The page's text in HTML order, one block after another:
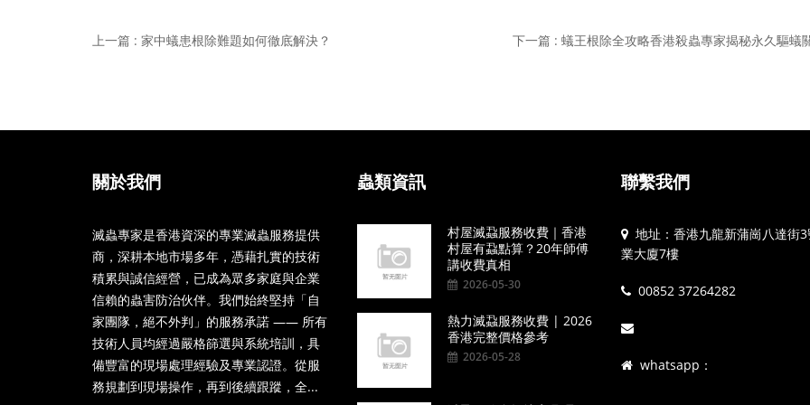
上一篇 : 家中蟻患根除難題如何徹底解決？ 下一篇 : 蟻王根除全攻略香港殺蟲專家揭秘永久驅蟻
關於我們
滅蟲專家是香港資深的專業滅蟲服務提供
商，深耕本地市場多年，憑藉扎實的技術
積累與誠信經營，已成為眾多家庭與企業
信賴的蟲害防治伙伴。我們始終堅持「自
家團隊，絕不外判」的服務承諾 —— 所有
技術人員均經過嚴格篩選與系統培訓，具
備豐富的現場處理經驗及專業認證。從服
務規劃到現場操作，再到後續跟蹤，全...
蟲類資訊
村屋滅蝨服務收費｜香港
村屋有蝨點算？20年師傅
講收費真相
2026-05-30
熱力滅蝨服務收費 | 2026
香港完整價格參考
2026-05-28
聯繫我們
地址：香港九龍新蒲崗八達街
業大廈7樓
00852 37264282
whatsapp：